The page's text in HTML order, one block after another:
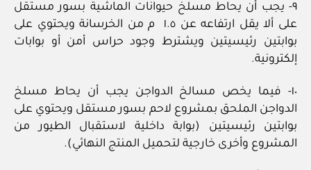
٩- يجب أن يحاط مسلخ حيوانات الماشية بسور مستقل
على ألا يقل ارتفاعه عن ١.٥ م من الخرسانة ويحتوي على
بوابتين رئيسيتين ويشترط وجود حراس أمن أو بوابات
إلكترونية.
١٠- فيما يخص مسالخ الدواجن يجب أن يحاط مسلخ
الدواجن الملحق بمشروع لاحم بسور مستقل ويحتوي على
بوابتين رئيسيتين (بوابة داخلية لاستقبال الطيور من
المشروع وأخرى خارجية لتحميل المنتج النهائي).